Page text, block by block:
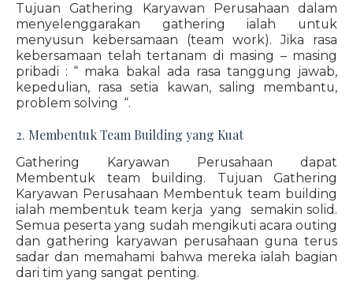
Tujuan Gathering Karyawan Perusahaan dalam
menyelenggarakan gathering ialah untuk
menyusun kebersamaan (team work). Jika rasa
kebersamaan telah tertanam di masing – masing
pribadi : “ maka bakal ada rasa tanggung jawab,
kepedulian, rasa setia kawan, saling membantu,
problem solving “.
2. Membentuk Team Building yang Kuat
Gathering Karyawan Perusahaan dapat
Membentuk team building. Tujuan Gathering
Karyawan Perusahaan Membentuk team building
ialah membentuk team kerja yang semakin solid.
Semua peserta yang sudah mengikuti acara outing
dan gathering karyawan perusahaan guna terus
sadar dan memahami bahwa mereka ialah bagian
dari tim yang sangat penting.